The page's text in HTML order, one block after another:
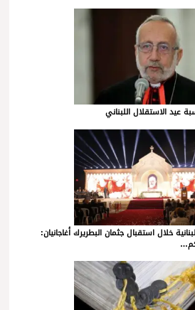
عيد الاستقلال اللبناني
خلال استقبال جثمان البطريرك أغاجانيان: